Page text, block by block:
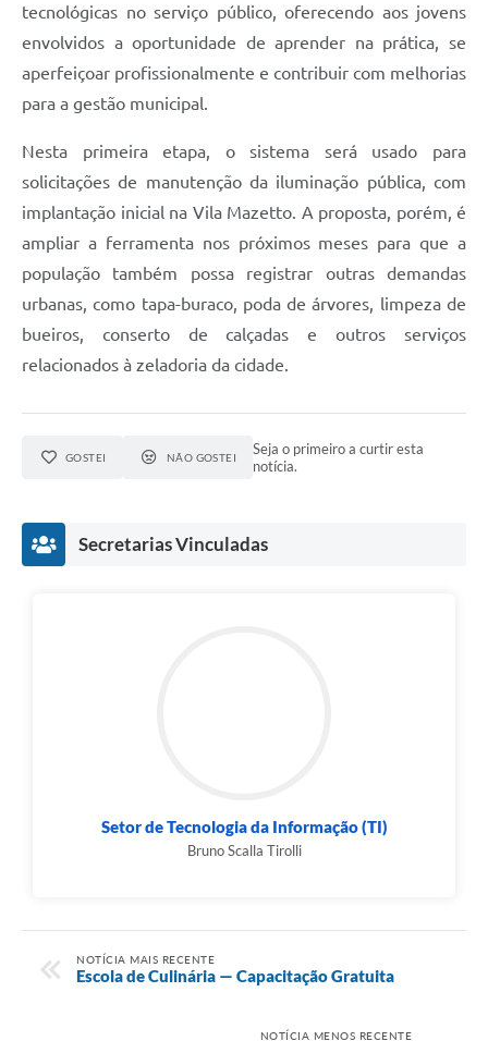
tecnológicas no serviço público, oferecendo aos jovens
envolvidos a oportunidade de aprender na prática, se
aperfeiçoar profissionalmente e contribuir com melhorias
para a gestão municipal.
Nesta primeira etapa, o sistema será usado para
solicitações de manutenção da iluminação pública, com
implantação inicial na Vila Mazetto. A proposta, porém, é
ampliar a ferramenta nos próximos meses para que a
população também possa registrar outras demandas
urbanas, como tapa-buraco, poda de árvores, limpeza de
bueiros, conserto de calçadas e outros serviços
relacionados à zeladoria da cidade.
GOSTEI NÃO GOSTEI
Seja o primeiro a curtir esta
notícia.
Secretarias Vinculadas
Setor de Tecnologia da Informação (TI)
Bruno Scalla Tirolli
NOTÍCIA MAIS RECENTE
Escola de Culinária — Capacitação Gratuita
NOTÍCIA MENOS RECENTE